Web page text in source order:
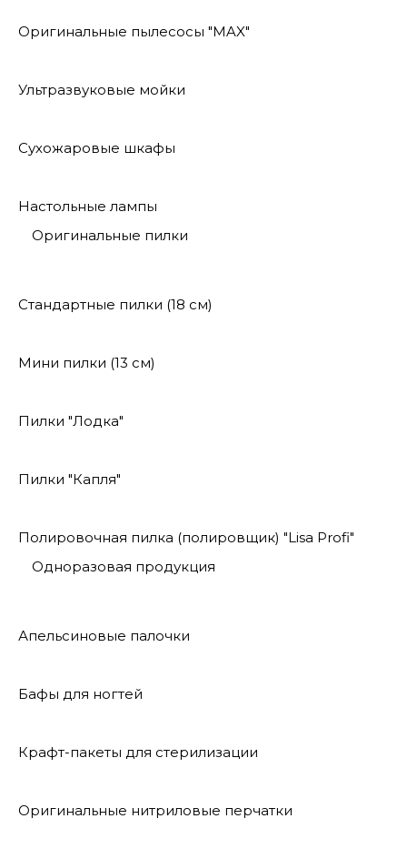
Оригинальные пылесосы "MAX"
Ультразвуковые мойки
Сухожаровые шкафы
Настольные лампы
Оригинальные пилки
Стандартные пилки (18 см)
Мини пилки (13 см)
Пилки "Лодка"
Пилки "Капля"
Полировочная пилка (полировщик) "Lisa Profi"
Одноразовая продукция
Апельсиновые палочки
Бафы для ногтей
Крафт-пакеты для стерилизации
Оригинальные нитриловые перчатки